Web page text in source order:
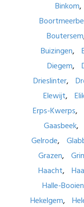
Binkom
Boutersem
Buizingen
Diegem
Drieslinter
Elewijt
Erps-Kwerps
Gaasbeek
Gelrode
Grazen
Haacht
Halle-
Hekelgem